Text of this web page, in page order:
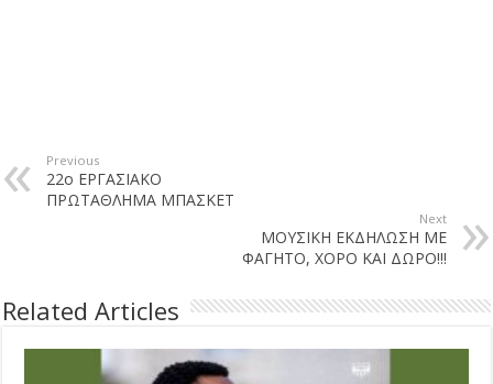
Previous
22ο ΕΡΓΑΣΙΑΚΟ
ΠΡΩΤΑΘΛΗΜΑ ΜΠΑΣΚΕΤ
Next
ΜΟΥΣΙΚΗ ΕΚΔΗΛΩΣΗ ΜΕ
ΦΑΓΗΤΟ, ΧΟΡΟ ΚΑΙ ΔΩΡΟ!!!
Related Articles